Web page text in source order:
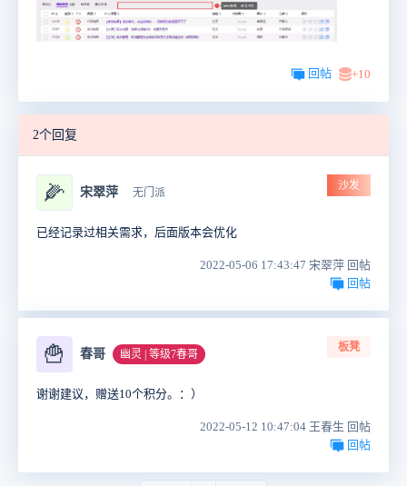
回帖 +10
2个回复
🌽 宋翠萍 无门派
沙发
已经记录过相关需求，后面版本会优化
2022-05-06 17:43:47 宋翠萍 回帖
回帖
🍟 春哥 幽灵 | 等级7春哥
板凳
谢谢建议，赠送10个积分。：）
2022-05-12 10:47:04 王春生 回帖
回帖